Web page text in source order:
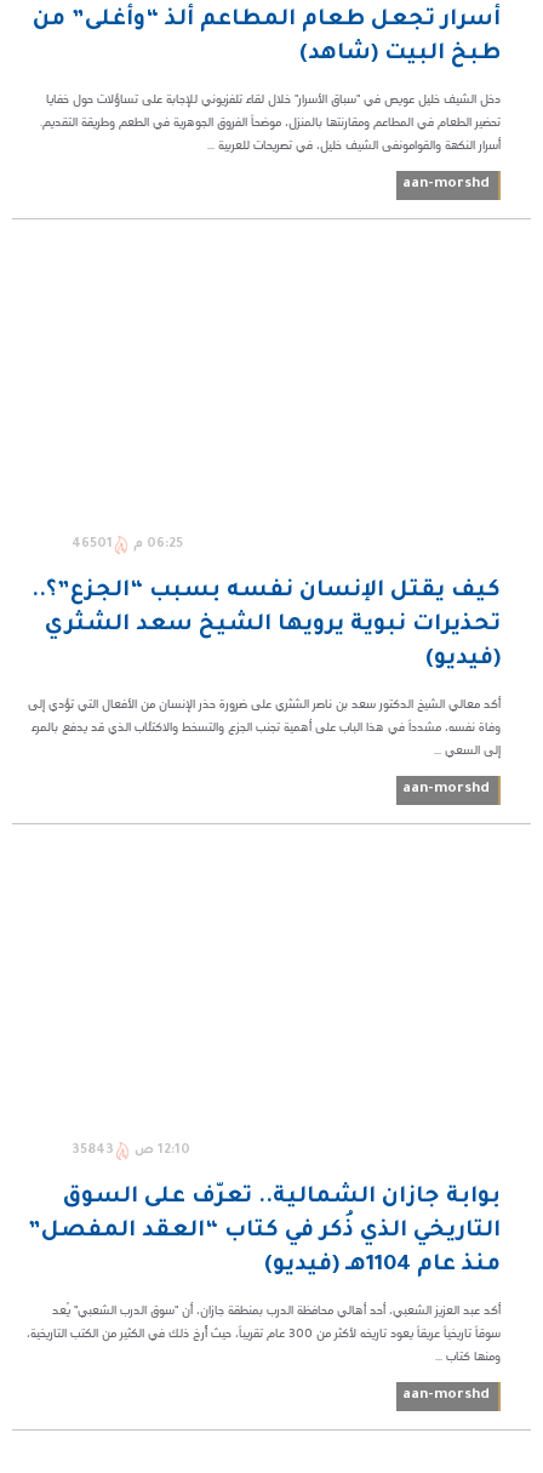
أسرار تجعل طعام المطاعم ألذ “وأغلى” من
طبخ البيت (شاهد)
دخل الشيف خليل عويص في "سباق الأسرار" خلال لقاء تلفزيوني للإجابة على تساؤلات حول خفايا
تحضير الطعام في المطاعم ومقارنتها بالمنزل، موضحاً الفروق الجوهرية في الطعم وطريقة التقديم.​
أسرار النكهة والقوام​ونفى الشيف خليل، في تصريحات للعربية ...
aan-morshd
06:25 م 46501
كيف يقتل الإنسان نفسه بسبب “الجزع”؟..
تحذيرات نبوية يرويها الشيخ سعد الشثري
(فيديو)
أكد معالي الشيخ الدكتور سعد بن ناصر الشثري على ضرورة حذر الإنسان من الأفعال التي تؤدي إلى
وفاة نفسه، مشدداً في هذا الباب على أهمية تجنب الجزع والتسخط والاكتئاب الذي قد يدفع بالمرء
إلى السعي ...
aan-morshd
12:10 ص 35843
بوابة جازان الشمالية.. تعرّف على السوق
التاريخي الذي ذُكر في كتاب “العقد المفصل”
منذ عام 1104هـ (فيديو)
أكد عبد العزيز الشعبي، أحد أهالي محافظة الدرب بمنطقة جازان، أن "سوق الدرب الشعبي" يُعد
سوقاً تاريخياً عريقاً يعود تاريخه لأكثر من 300 عام تقريباً، حيث أُرخ ذلك في الكثير من الكتب التاريخية،
ومنها كتاب ...
aan-morshd